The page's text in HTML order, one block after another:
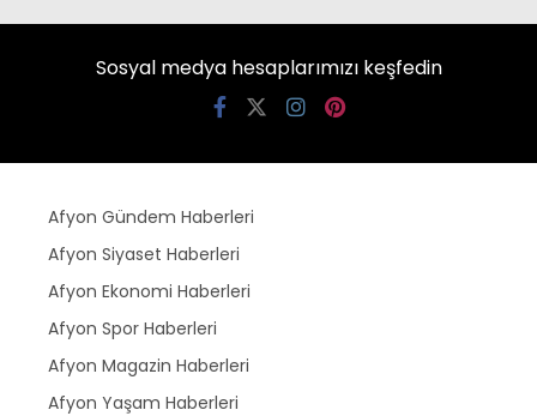
Sosyal medya hesaplarımızı keşfedin
Afyon Gündem Haberleri
Afyon Siyaset Haberleri
Afyon Ekonomi Haberleri
Afyon Spor Haberleri
Afyon Magazin Haberleri
Afyon Yaşam Haberleri